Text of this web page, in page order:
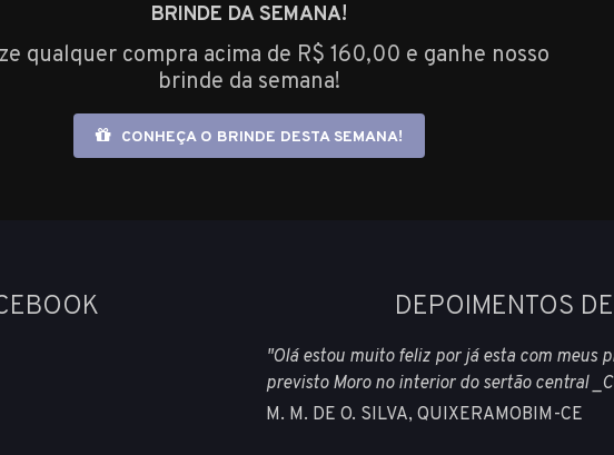
BRINDE DA SEMANA!
qualquer compra acima de R$ 160,00 e ganhe nosso
brinde da semana!
CONHEÇA O BRINDE DESTA SEMANA!
DEPOIMENTOS
"Olá estou muito feliz por já esta com meus
previsto Moro no interior do sertão central
M. M. DE O. SILVA, QUIXERAMOBIM-CE